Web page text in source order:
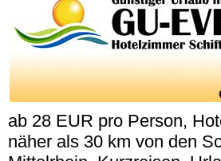
ab 28 EUR pro Person,
näher als 30 km von den